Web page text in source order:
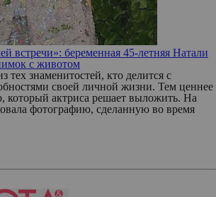
встречи»: беременная 45-летняя Натали
с животом
тех знаменитостей, кто делится с
своей личной жизни. Тем ценнее
который актриса решает выложить. На
фотографию, сделанную во время